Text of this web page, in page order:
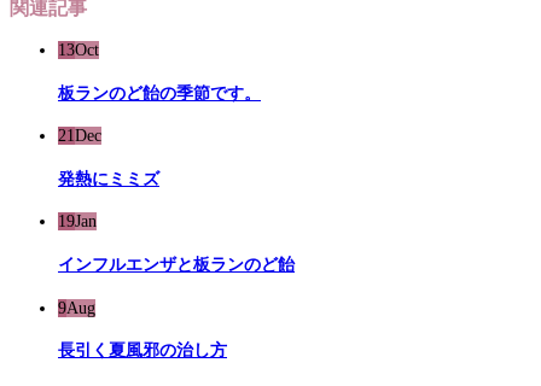
関連記事
13Oct
板ランのど飴の季節です。
21Dec
発熱にミミズ
19Jan
インフルエンザと板ランのど飴
9Aug
長引く夏風邪の治し方